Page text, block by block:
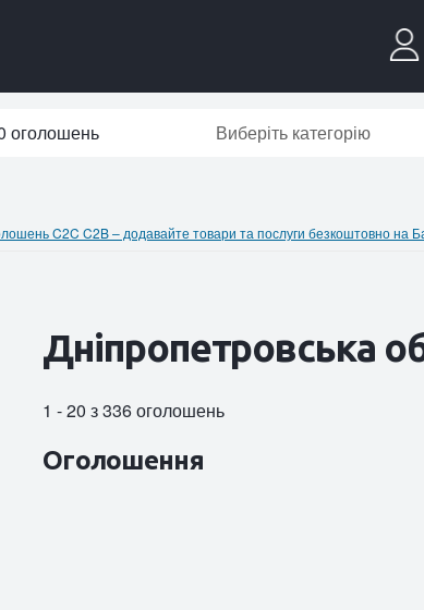
оголошень Виберіть категорію
C2C C2B – додавайте товари та послуги безкоштовно на
Дніпропетровська
1 - 20 з 336 оголошень
Оголошення